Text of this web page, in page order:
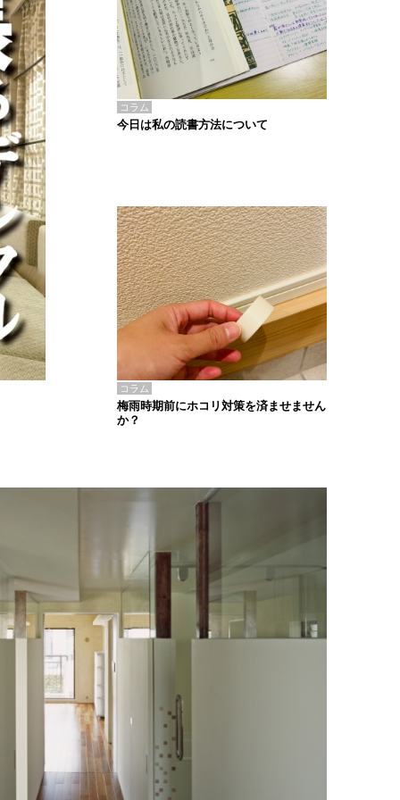
コラム
今日は私の読書方法について
コラム
梅雨時期前にホコリ対策を済ませません
か？